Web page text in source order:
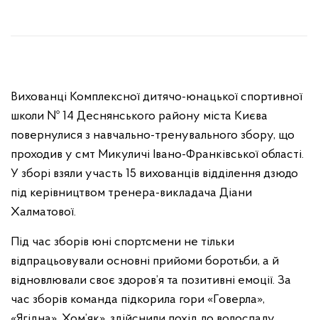
Вихованці Комплексної дитячо-юнацької спортивної
школи № 14 Деснянського району міста Києва
повернулися з навчально-тренувального збору, що
проходив у смт Микуличі Івано-Франківської області.
У зборі взяли участь 15 вихованців відділення дзюдо
під керівництвом тренера-викладача Діани
Халматової.
Під час зборів юні спортсмени не тільки
відпрацьовували основні прийоми боротьби, а й
відновлювали своє здоров’я та позитивні емоції. За
час зборів команда підкорила гори «Говерла»,